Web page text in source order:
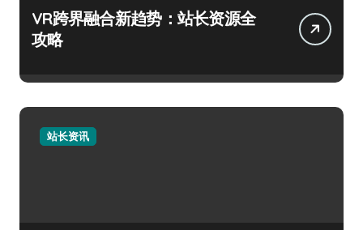
VR跨界融合新趋势：站长资源全
攻略
站长资讯